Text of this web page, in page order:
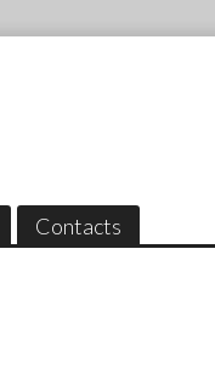
Contacts